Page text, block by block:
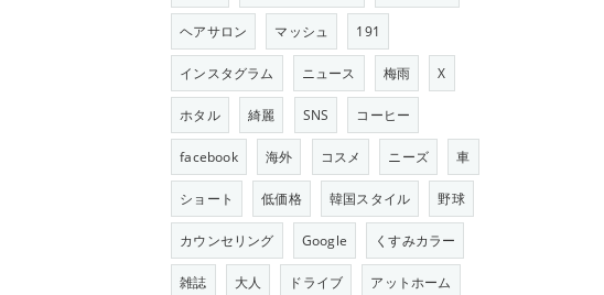
ヘアサロン マッシュ 191
インスタグラム ニュース 梅雨 X
ホタル 綺麗 SNS コーヒー
facebook 海外 コスメ ニーズ 車
ショート 低価格 韓国スタイル 野球
カウンセリング Google くすみカラー
雑誌 大人 ドライブ アットホーム